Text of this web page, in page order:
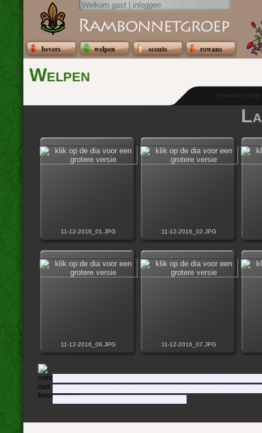
Welkom gast | inloggen
bevers welpen scouts rowans
Welpen
<<eerste <vorige
11-12-2016_01.JPG 11-12-2016_02.JPG
11-12-2016_06.JPG 11-12-2016_07.JPG